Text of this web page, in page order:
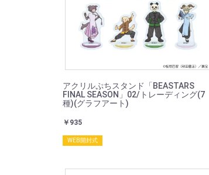
アクリルぷちスタンド「BEASTARS
FINAL SEASON」02/トレーディング(7
種)(グラフアート)
￥935
WEB開封式